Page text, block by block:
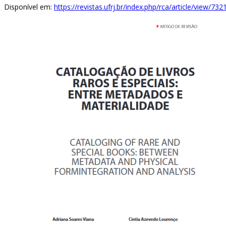
Disponível em: https://revistas.ufrj.br/index.php/rca/article/view/